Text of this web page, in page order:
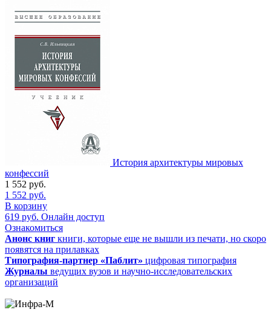
История архитектуры мировых
конфессий
1 552 руб.
1 552 руб.
В корзину
619 руб. Онлайн доступ
Ознакомиться
Анонс книг книги, которые еще не вышли из печати, но скоро
появятся на прилавках
Типография-партнер «Паблит» цифровая типография
Журналы ведущих вузов и научно-исследовательских
организаций